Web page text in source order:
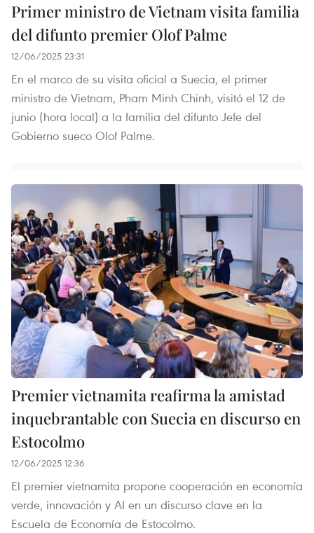
Primer ministro de Vietnam visita familia
del difunto premier Olof Palme
12/06/2025 23:31
En el marco de su visita oficial a Suecia, el primer
ministro de Vietnam, Pham Minh Chinh, visitó el 12 de
junio (hora local) a la familia del difunto Jefe del
Gobierno sueco Olof Palme.
Premier vietnamita reafirma la amistad
inquebrantable con Suecia en discurso en
Estocolmo
12/06/2025 12:36
El premier vietnamita propone cooperación en economía
verde, innovación y AI en un discurso clave en la
Escuela de Economía de Estocolmo.